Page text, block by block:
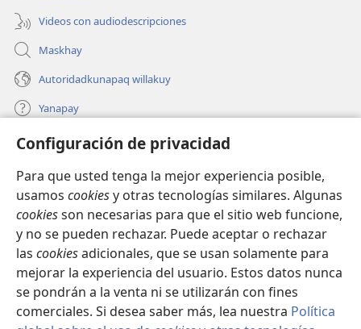
Configuración de privacidad
Para que usted tenga la mejor experiencia posible,
usamos cookiesy otras tecnologías similares. Algunas
cookiesson necesarias para que el sitio web funcione,
y no se pueden rechazar. Puede aceptar o rechazar
las cookiesadicionales, que se usan solamente para
mejorar la experiencia del usuario. Estos datos nunca
se pondrán a la venta ni se utilizarán con fines
comerciales. Si desea saber más, lea nuestra Política
Videos con audiodescripciones
Maskhay
Autoridadkunapaq willakuy
Yanapay
Donacionta churanapaq
una
ventana)
INTERNETPI QELQANCHISKUNA Watchtower™
(abre
una
nueva
ventana)
JW Hub
(abre
una
nueva
ventana)
JW Library ®